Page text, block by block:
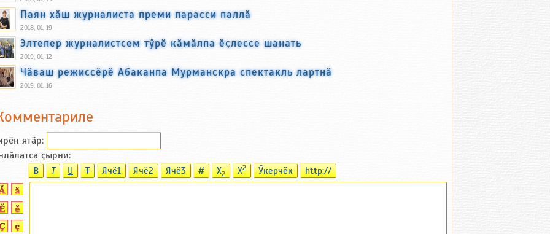
Паян хӑш журналиста преми парасси паллӑ
2018, 01, 19
Элтепер журналистсем тӳрӗ кӑмӑлпа ӗҫлессе шанать
2019, 01, 12
Чӑваш режиссёрӗ Абаканпа Мурманскра спектакль лартнӑ
2019, 01, 16
ятӑp:
ҫырни:
B T U T Ячӗ1 Ячӗ2 Ячӗ3 # X2 X2 Ӳкерчӗк http://